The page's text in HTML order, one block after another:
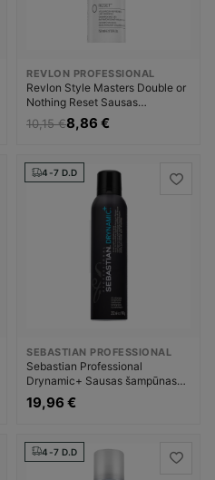
REVLON PROFESSIONAL
Revlon Style Masters Double or
Nothing Reset Sausas
šampūnas Moterims
10,15 €8,86 €
4-7 D.D
SEBASTIAN PROFESSIONAL
Sebastian Professional
Drynamic+ Sausas šampūnas
Moterims
19,96 €
4-7 D.D